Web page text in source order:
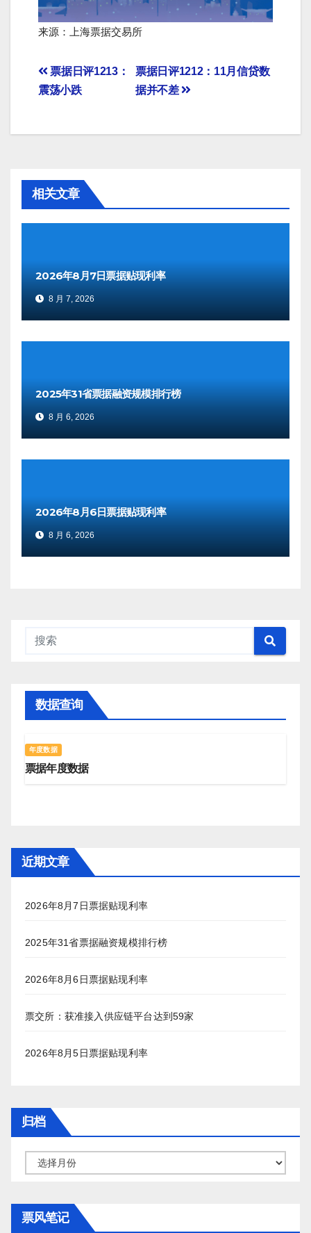
来源：上海票据交易所
文
章
票据日评1212：11月信贷数
据并不差
票据日评1213：
震荡小跌
相关文章
2026年8月7日票据贴现利率
8 月 7, 2026
2025年31省票据融资规模排行榜
8 月 6, 2026
2026年8月6日票据贴现利率
8 月 6, 2026
数据查询
年度数据
票据年度数据
近期文章
2026年8月7日票据贴现利率
2025年31省票据融资规模排行榜
2026年8月6日票据贴现利率
票交所：获准接入供应链平台达到59家
2026年8月5日票据贴现利率
归档
档
票风笔记